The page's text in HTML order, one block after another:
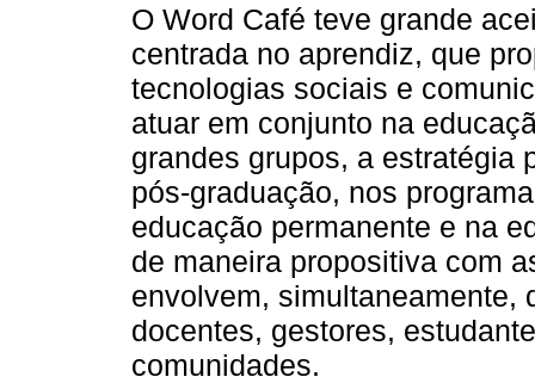
O Word Café teve grande
centrada no aprendiz, que
tecnologias sociais e
atuar em conjunto na
grandes grupos, a estratégia
pós-graduação, nos
educação permanente e na
de maneira propositiva com
envolvem, simultaneamente,
docentes, gestores,
comunidades.